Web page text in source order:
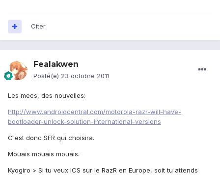
Citer
Fealakwen
Posté(e) 23 octobre 2011
Les mecs, des nouvelles:
http://www.androidcentral.com/motorola-razr-will-have-
bootloader-unlock-solution-international-versions
C'est donc SFR qui choisira.
Mouais mouais mouais.
Kyogiro > Si tu veux ICS sur le RazR en Europe, soit tu attends